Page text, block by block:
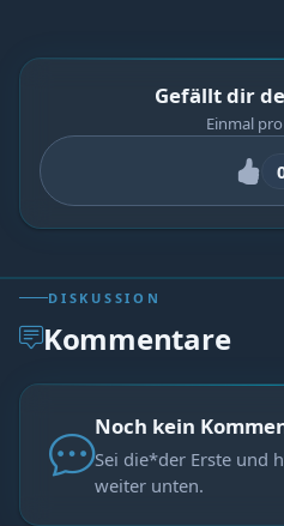
Gefällt dir
Einmal
DISKUSSION
Kommentare
Noch kein
Sei die*der Erste und
weiter unten.